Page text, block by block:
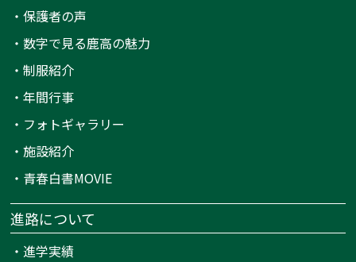
・保護者の声
・数字で見る鹿高の魅力
・制服紹介
・年間行事
・ フォトギャラリー
・施設紹介
・ 青春白書MOVIE
進路について
・進学実績